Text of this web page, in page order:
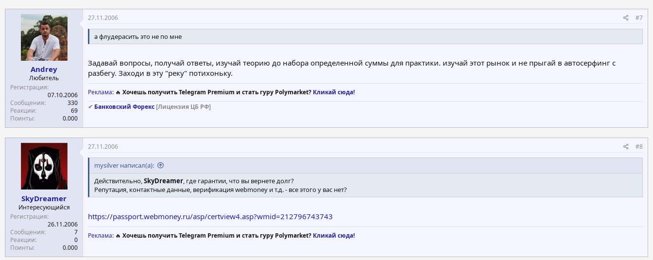
Andrey
Любитель
Регистрация
07.10.2006
Сообщения
330
Реакции
69
Поинты
0.000
27.11.2006 #7
а флудерасить это не по мне
Задавай вопросы, получай ответы, изучай теорию до набора определенной суммы для практики. изучай этот рынок и не прыгай в автосерфинг с
разбегу. Заходи в эту "реку" потихоньку.
Реклама: 🔥 Хочешь получить Telegram Premium и стать гуру Polymarket? Кликай сюда!
✔ Банковский Форекс [Лицензия ЦБ РФ]
SkyDreamer
Интересующийся
Регистрация
26.11.2006
Сообщения
7
Реакции
0
Поинты
0.000
27.11.2006 #8
mysilver написал(а):
Действительно,SkyDreamer, где гарантии, что вы вернете долг?
Репутация, контактные данные, верификация webmoney и т.д. - все этого у вас нет?
https://passport.webmoney.ru/asp/certview4.asp?wmid=212796743743
Реклама: 🔥 Хочешь получить Telegram Premium и стать гуру Polymarket? Кликай сюда!